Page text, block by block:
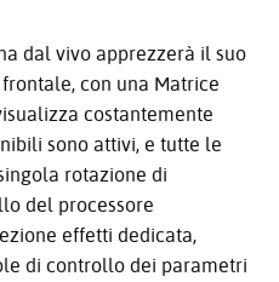
dal vivo apprezzerà il suo
con una Matrice
costantemente
sono attivi, e tutte le
rotazione di
del processore
effetti dedicata,
di controllo dei parametri